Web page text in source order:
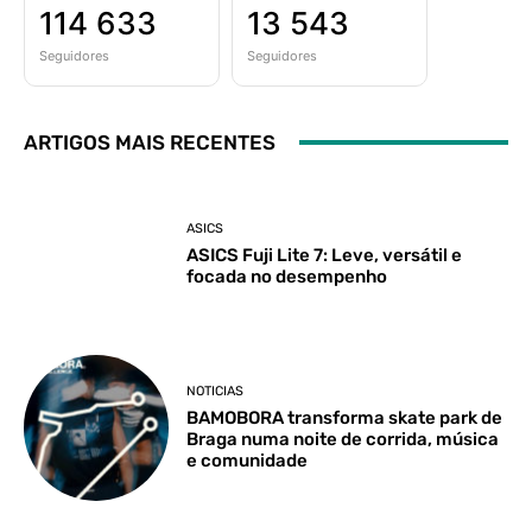
114 633
Seguidores
13 543
Seguidores
ARTIGOS MAIS RECENTES
ASICS
ASICS Fuji Lite 7: Leve, versátil e
focada no desempenho
NOTICIAS
BAMOBORA transforma skate park de
Braga numa noite de corrida, música
e comunidade